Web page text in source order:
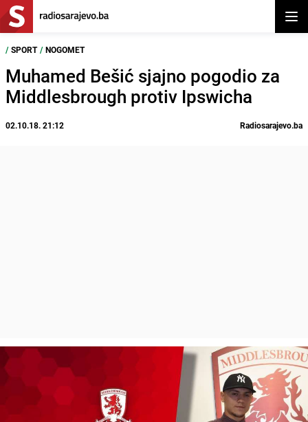
/ SPORT / NOGOMET
Muhamed Bešić sjajno pogodio za
Middlesbrough protiv Ipswicha
02.10.18. 21:12 Radiosarajevo.ba